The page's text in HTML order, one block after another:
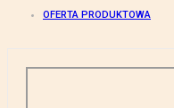
OFERTA PRODUKTOWA